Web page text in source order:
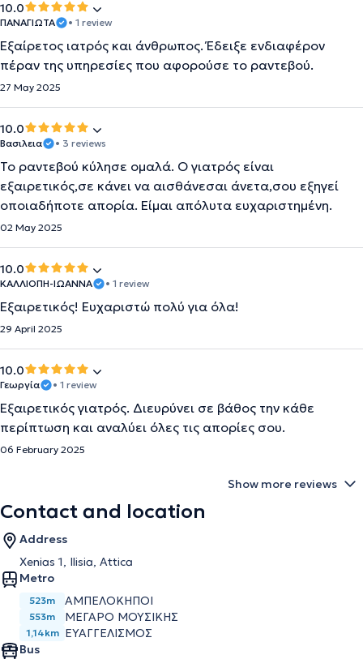
10.0
ΠΑΝΑΓΙΩΤΑ • 1 review
Εξαίρετος ιατρός και άνθρωπος. Έδειξε ενδιαφέρον
πέραν της υπηρεσίες που αφορούσε το ραντεβού.
27 May 2025
10.0
Βασιλεια • 3 reviews
Το ραντεβού κύλησε ομαλά. Ο γιατρός είναι
εξαιρετικός,σε κάνει να αισθάνεσαι άνετα,σου εξηγεί
οποιαδήποτε απορία. Είμαι απόλυτα ευχαριστημένη.
02 May 2025
10.0
ΚΑΛΛΙΟΠΗ-ΙΩΑΝΝΑ • 1 review
Εξαιρετικός! Ευχαριστώ πολύ για όλα!
29 April 2025
10.0
Γεωργία • 1 review
Εξαιρετικός γιατρός. Διευρύνει σε βάθος την κάθε
περίπτωση και αναλύει όλες τις απορίες σου.
06 February 2025
Show more reviews
Contact and location
Address
Xenias 1, Ilisia, Attica
Metro
523m ΑΜΠΕΛΟΚΗΠΟΙ
553m ΜΕΓΑΡΟ ΜΟΥΣΙΚΗΣ
1,14km ΕΥΑΓΓΕΛΙΣΜΟΣ
Bus